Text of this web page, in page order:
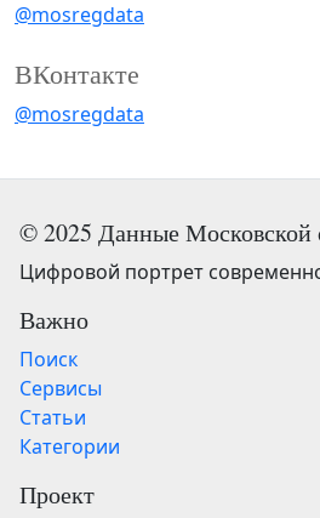
@mosregdata
ВКонтакте
@mosregdata
© 2025 Данные Московской
Цифровой портрет
Важно
Поиск
Сервисы
Статьи
Категории
Проект